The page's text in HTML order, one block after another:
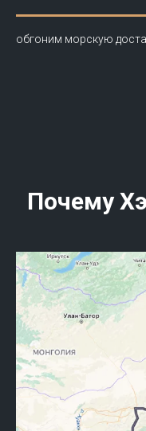
обгоним морскую
Почему